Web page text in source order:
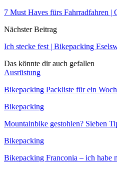
7 Must Haves fürs Fahrradfahren |
Nächster Beitrag
Ich stecke fest | Bikepacking
Das könnte dir auch gefallen
Ausrüstung
Bikepacking Packliste für ein
Bikepacking
Mountainbike gestohlen? Sieben
Bikepacking
Bikepacking Franconia – ich habe